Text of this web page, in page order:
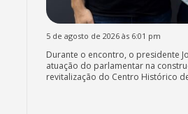
5 de agosto de 2026 às 6:01 pm
Durante o encontro, o presidente
atuação do parlamentar na
revitalização do Centro Histórico